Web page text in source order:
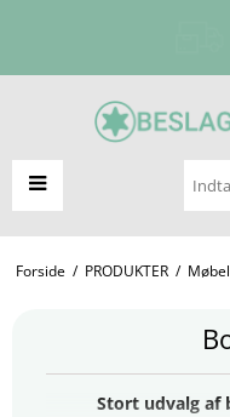
Forside / PRODUKTER /
Stort udvalg af